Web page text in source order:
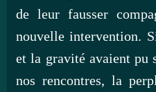
de leur fausser
nouvelle intervention.
et la gravité avaient pu
nos rencontres, la